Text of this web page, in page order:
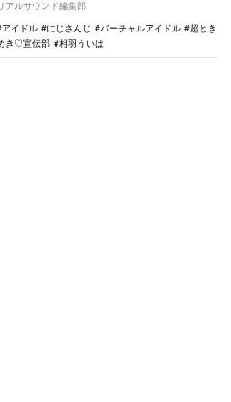
】夢へ向…
アルサウンド編集部
アイドル
にじさんじ バーチャルアイドル
超とき
き♡宣伝部
相羽ういは